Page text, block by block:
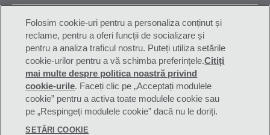
Confidenţialitate(opens in new window)
Cookies(opens in new window)
(opens in new window) Nutritie (opens in new window)
Contactează-ne Promisiunea noastră(opens in new
Accesibilitate (opens in new window)Setări cookie
(opens in new window)
Folosim cookie-uri pentru a personaliza conținut și
reclame, pentru a oferi funcții de socializare și
pentru a analiza traficul nostru. Puteți utiliza setările
cookie-urilor pentru a vă schimba preferințele.Citiți
mai multe despre politica noastră privind
cookie-urile(opens in a new tab)
. Faceți clic pe „Acceptați modulele
cookie” pentru a activa toate modulele cookie sau
pe „Respingeți modulele cookie” dacă nu le doriți.
SETĂRI COOKIE